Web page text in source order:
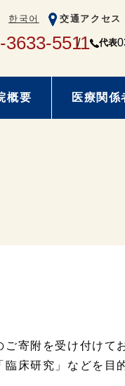
한국어 交通アクセス
3633-5511 代表
概要 医療関係
寄附を受け付けて
臨床研究」などを目